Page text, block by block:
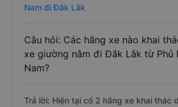
Nam đi Đắk Lắk
Câu hỏi: Các hãng xe nào khai
xe giường nằm đi Đắk Lắk từ Phủ
Nam?
Trả lời: Hiện tại có 2 hãng xe khai thác